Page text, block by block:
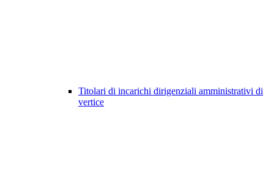
Titolari di incarichi dirigenziali amministrativi di
vertice